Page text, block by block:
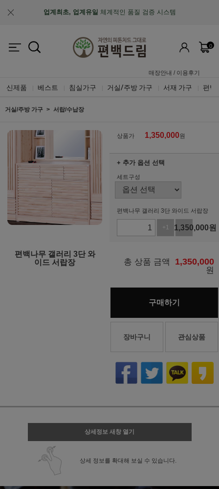
업계최초, 업계유일 체계적인 품질 검증 시스템
0
매장안내 / 이용후기
신제품 베스트 침실가구 거실/주방 가구 서재 가구 편백
거실/주방 가구 서랍/수납장
편백나무 갤러리 3단 와
이드 서랍장
상품가 1,350,000원
+ 추가 옵션 선택
세트구성
편백나무 갤러리 3단 와이드 서랍장
+1 -1
1,350,000원
총 상품 금액 1,350,000
원
구매하기
장바구니 관심상품
상세정보 새창 열기
상세 정보를 확대해 보실 수 있습니다.